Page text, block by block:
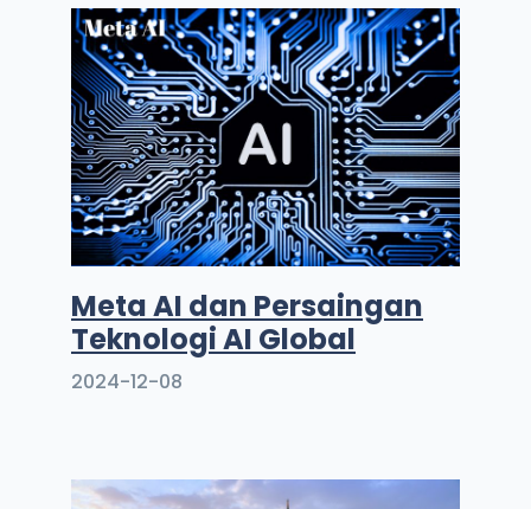
Meta AI dan Persaingan
Teknologi AI Global
2024-12-08